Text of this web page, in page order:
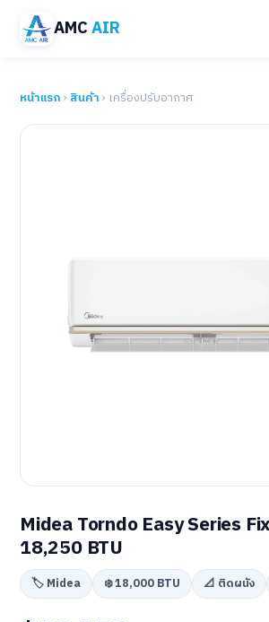
AMCAIR
หน้าแรก› สินค้า› เครื่องปรับอากาศ
Midea Torndo Easy Series
18,250 BTU
🏷️ Midea ❄️ 18,000 BTU 📐 ติดผนัง